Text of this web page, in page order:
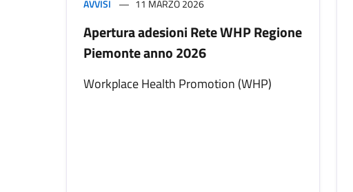
AVVISI 11 MARZO 2026
Apertura adesioni Rete WHP Regione
Piemonte anno 2026
Workplace Health Promotion (WHP)